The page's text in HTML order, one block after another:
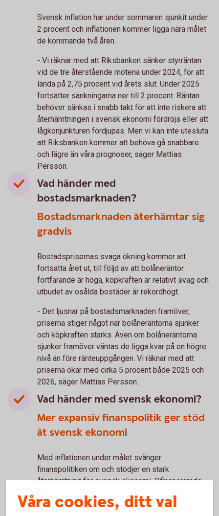
Svensk inflation har under sommaren sjunkit under
2 procent och inflationen kommer ligga nära målet
de kommande två åren.
- Vi räknar med att Riksbanken sänker styrräntan
vid de tre återstående mötena under 2024, för att
landa på 2,75 procent vid årets slut. Under 2025
fortsätter sänkningarna ner till 2 procent. Räntan
behöver sänkas i snabb takt för att inte riskera att
återhämtningen i svensk ekonomi fördröjs eller att
lågkonjunkturen fördjupas. Men vi kan inte utesluta
att Riksbanken kommer att behöva gå snabbare
och lägre än våra prognoser, säger Mattias
Persson.
Vad händer med
bostadsmarknaden?
Bostadsmarknaden återhämtar sig
gradvis
Bostadsprisernas svaga ökning kommer att
fortsätta året ut, till följd av att bolåneräntor
fortfarande är höga, köpkraften är relativt svag och
utbudet av osålda bostäder är rekordhögt.
- Det ljusnar på bostadsmarknaden framöver,
priserna stiger något när bolåneräntorna sjunker
och köpkraften stärks. Även om bolåneräntorna
sjunker framöver väntas de ligga kvar på en högre
nivå än före ränteuppgången. Vi räknar med att
priserna ökar med cirka 5 procent både 2025 och
2026, säger Mattias Persson.
Vad händer med svensk ekonomi?
Mer expansiv finanspolitik ger stöd
åt svensk ekonomi
Med inflationen under målet svänger
finanspolitiken om och stödjer en stark
återhämtning för svensk ekonomi. Ofinansierade
lika mycket under valåret 2026 leder till ett
Våra cookies, ditt val